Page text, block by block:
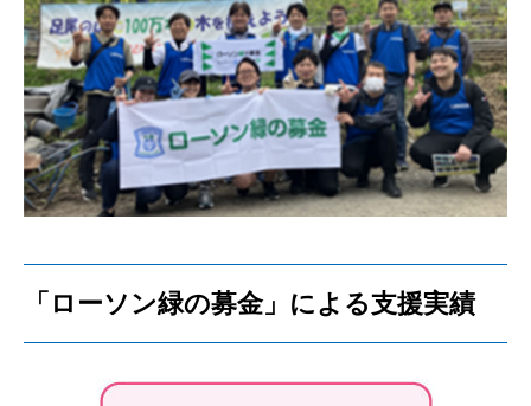
「ローソン緑の募金」による支援実績